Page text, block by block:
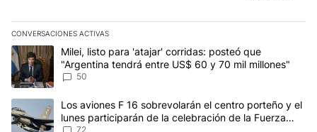
CONVERSACIONES ACTIVAS
Este listado muestra los artículos con más comentarios en los
Un artículo de tendencia con el título "Milei, listo para 'atajar'
Milei, listo para 'atajar' corridas: posteó que
"Argentina tendrá entre US$ 60 y 70 mil millones"
50
Un artículo de tendencia con el título "Los aviones F 16
Los aviones F 16 sobrevolarán el centro porteño y el
lunes participarán de la celebración de la Fuerza
72